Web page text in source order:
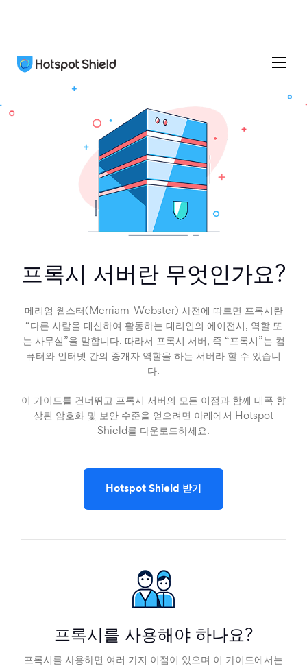
프록시 서버란 무엇인가요?
메리엄 웹스터(Merriam-Webster) 사전에 따르면 프록시란
“다른 사람을 대신하여 활동하는 대리인의 에이전시, 역할 또
는 사무실”을 말합니다. 따라서 프록시 서버, 즉 “프록시”는 컴
퓨터와 인터넷 간의 중개자 역할을 하는 서버라 할 수 있습니
다.
이 가이드를 건너뛰고 프록시 서버의 모든 이점과 함께 대폭 향
상된 암호화 및 보안 수준을 얻으려면 아래에서 Hotspot
Shield를 다운로드하세요.
Hotspot Shield 받기
프록시를 사용해야 하나요?
프록시를 사용하면 여러 가지 이점이 있으며 이 가이드에서는